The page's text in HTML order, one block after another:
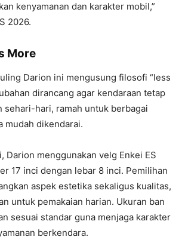
kenyamanan dan karakter mobil,”
2026.
More
Darion ini mengusung filosofi “less
dirancang agar kendaraan tetap
sehari-hari, ramah untuk berbagai
mudah dikendarai.
Darion menggunakan velg Enkei ES
17 inci dengan lebar 8 inci. Pemilihan
aspek estetika sekaligus kualitas,
untuk pemakaian harian. Ukuran ban
sesuai standar guna menjaga karakter
berkendara.